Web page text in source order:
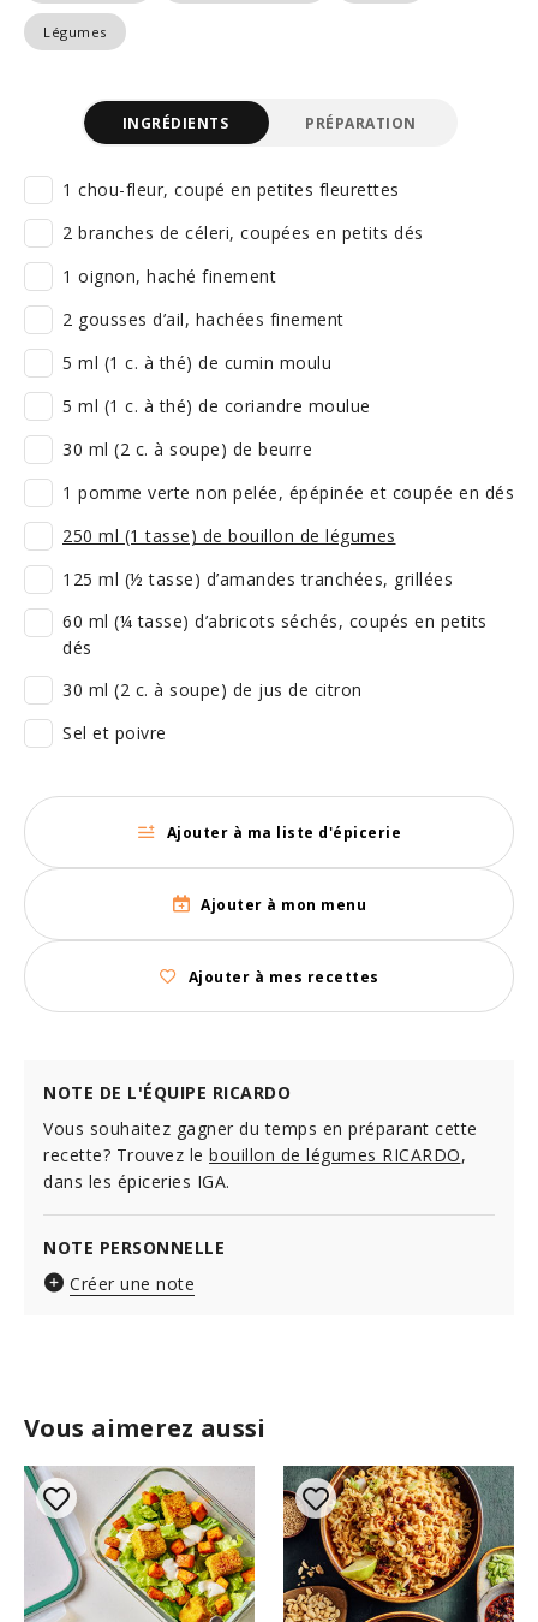
Légumes
Vous aimerez aussi
INGRÉDIENTS PRÉPARATION
1 chou-fleur, coupé en petites fleurettes
2 branches de céleri, coupées en petits dés
1 oignon, haché finement
2 gousses d’ail, hachées finement
5 ml (1 c. à thé) de cumin moulu
5 ml (1 c. à thé) de coriandre moulue
30 ml (2 c. à soupe) de beurre
1 pomme verte non pelée, épépinée et coupée en dés
250 ml (1 tasse) de bouillon de légumes
125 ml (½ tasse) d’amandes tranchées, grillées
60 ml (¼ tasse) d’abricots séchés, coupés en petits
dés
30 ml (2 c. à soupe) de jus de citron
Sel et poivre
Ajouter à ma liste d'épicerie
Ajouter à mon menu
Ajouter à mes recettes
NOTE DE L'ÉQUIPE RICARDO
Vous souhaitez gagner du temps en préparant cette
recette? Trouvez le bouillon de légumes RICARDO,
dans les épiceries IGA.
NOTE PERSONNELLE
Créer une note